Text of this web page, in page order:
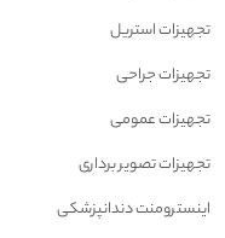
تجهیزات استریل
تجهیزات جراحی
تجهیزات عمومی
تجهیزات تصویر برداری
اینسترومنت دندانپزشکی